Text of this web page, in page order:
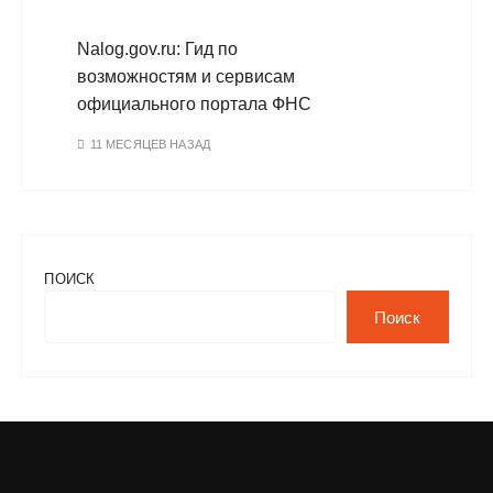
Nalog.gov.ru: Гид по
возможностям и сервисам
официального портала ФНС
11 МЕСЯЦЕВ НАЗАД
ПОИСК
Поиск